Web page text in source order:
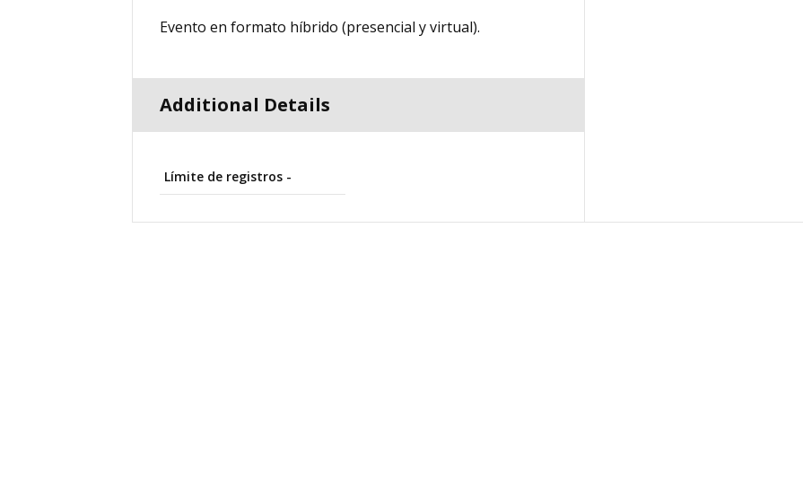
Evento en formato híbrido (presencial y virtual).
Additional Details
Límite de registros -